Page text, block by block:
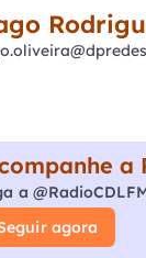
a
a
agora